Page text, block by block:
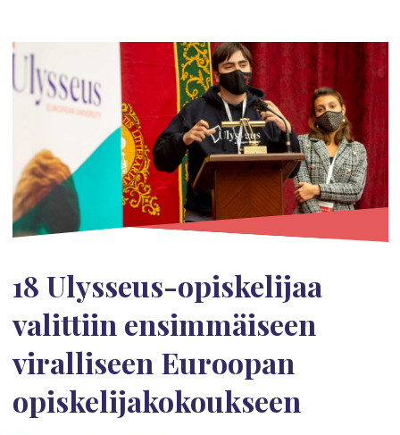
18 Ulysseus-opiskelijaa
valittiin ensimmäiseen
viralliseen Euroopan
opiskelijakokoukseen